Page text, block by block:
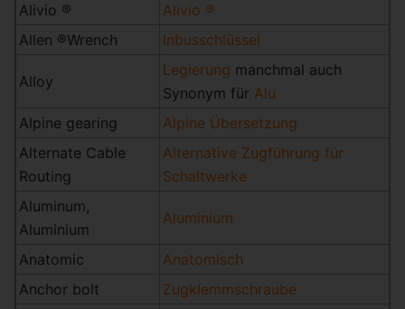
Alivio ®
Alivio ®
Allen ®Wrench
Inbusschlüssel
Alloy
Legierung manchmal auch
Synonym für Alu
Alpine gearing
Alpine Übersetzung
Alternate Cable
Routing
Alternative Zugführung für
Schaltwerke
Aluminum,
Aluminium
Aluminium
Anatomic
Anatomisch
Anchor bolt
Zugklemmschraube